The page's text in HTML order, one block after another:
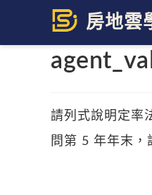
content
請列式說明定率
問第 5 年年末，